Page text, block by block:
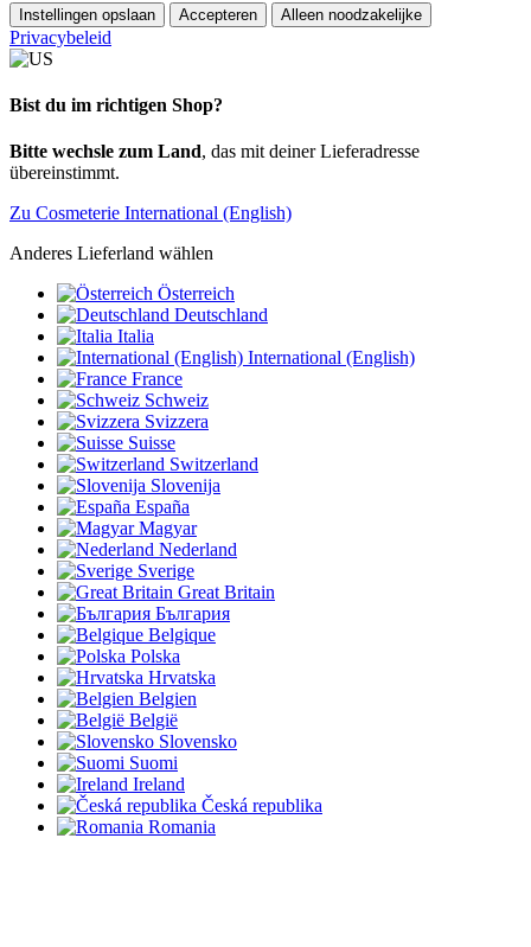
Instellingen opslaan Accepteren Alleen noodzakelijke
Privacybeleid
Bist du im richtigen Shop?
Bitte wechsle zum Land, das mit deiner Lieferadresse
übereinstimmt.
Zu Cosmeterie International (English)
Anderes Lieferland wählen
Österreich
Deutschland
Italia
International (English)
France
Schweiz
Svizzera
Suisse
Switzerland
Slovenija
España
Magyar
Nederland
Sverige
Great Britain
България
Belgique
Polska
Hrvatska
Belgien
België
Slovensko
Suomi
Ireland
Česká republika
Romania